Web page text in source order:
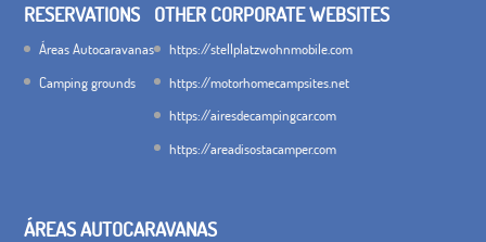
RESERVATIONS
Áreas Autocaravanas
Camping grounds
OTHER CORPORATE WEBSITES
https://stellplatzwohnmobile.com
https://motorhomecampsites.net
https://airesdecampingcar.com
https://areadisostacamper.com
ÁREAS AUTOCARAVANAS